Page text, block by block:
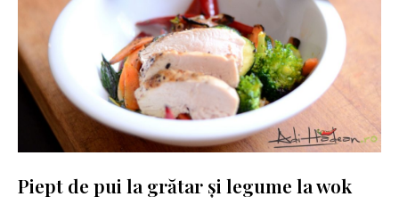
Piept de pui la grătar și legume la wok